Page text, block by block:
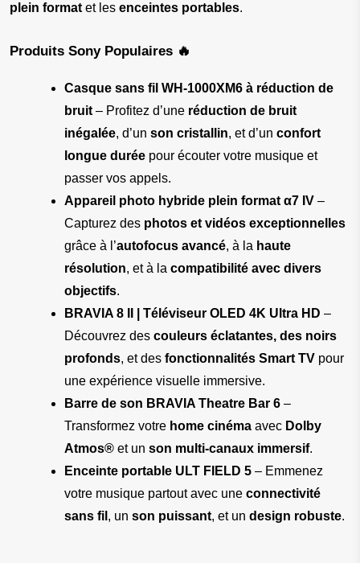
plein format et les enceintes portables.
Produits Sony Populaires 🔥
Casque sans fil WH-1000XM6 à réduction de
bruit – Profitez d’une réduction de bruit
inégalée, d’un son cristallin, et d’un confort
longue durée pour écouter votre musique et
passer vos appels.
Appareil photo hybride plein format α7 IV –
Capturez des photos et vidéos exceptionnelles
grâce à l’autofocus avancé, à la haute
résolution, et à la compatibilité avec divers
objectifs.
BRAVIA 8 II | Téléviseur OLED 4K Ultra HD –
Découvrez des couleurs éclatantes, des noirs
profonds, et des fonctionnalités Smart TV pour
une expérience visuelle immersive.
Barre de son BRAVIA Theatre Bar 6 –
Transformez votre home cinéma avec Dolby
Atmos® et un son multi-canaux immersif.
Enceinte portable ULT FIELD 5 – Emmenez
votre musique partout avec une connectivité
sans fil , un son puissant, et un design robuste.